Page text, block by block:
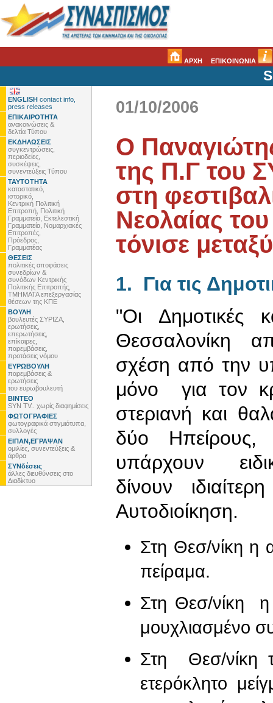
ΑΡΧΗ ΕΠΙΚΟΙΝΩΝΙΑ
ENGLISH contact info,
press releases
ΕΠΙΚΑΙΡΟΤΗΤΑ
ανακοινώσεις &
δελτία Τύπου
ΕΚΔΗΛΩΣΕΙΣ
συγκεντρώσεις,
περιοδείες,
συσκέψεις,
συνεντεύξεις Τύπου
ΤΑΥΤΟΤΗΤΑ
καταστατικό,
ιστορικό,
Κεντρική Πολιτική
Επιτροπή, Πολιτική
Γραμματεία, Εκτελεστική
Γραμματεία, Νομαρχιακές
Επιτροπές,
Πρόεδρος,
Γραμματέας
ΘΕΣΕΙΣ
πολιτικές αποφάσεις
συνεδρίων &
συνόδων Κεντρικής
Πολιτικής Επιτροπής,
ΤΜΗΜΑΤΑ επεξεργασίας
θέσεων της ΚΠΕ
ΒΟΥΛΗ
βουλευτές ΣΥΡΙΖΑ,
ερωτήσεις,
επερωτήσεις,
επίκαιρες,
παρεμβάσεις,
προτάσεις νόμου
ΕΥΡΩΒΟΥΛΗ
παρεμβάσεις &
ερωτήσεις
του ευρωβουλευτή
ΒΙΝΤΕΟ
SYN TV.. χωρίς διαφημίσεις
ΦΩΤΟΓΡΑΦΙΕΣ
φωτογραφικά στιγμιότυπα,
συλλογές
ΕΙΠΑΝ,ΕΓΡΑΨΑΝ
ομιλίες, συνεντεύξεις &
άρθρα
ΣΥΝδέσεις
άλλες διευθύνσεις στο
Διαδίκτυο
01/10/2006
Ο
της Π.Γ του
στη
Νεολαίας
τόνισε
1. Για τις
"Οι Δημοτικές
Θεσσαλονίκη
σχέση από την
μόνο για τον
στεριανή και
δύο
υπάρχουν
δίνουν
Αυτοδιοίκηση.
Στη Θεσ/νίκη η
πείραμα.
Στη Θεσ/νίκη η
μουχλιασμένο
Στη Θεσ/νίκη
ετερόκλητο